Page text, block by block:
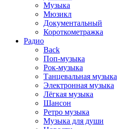
Музыка
Мюзикл
Документальный
Короткометражка
Радио
Back
Поп-музыка
Рок-музыка
Танцевальная музыка
Электронная музыка
Лёгкая музыка
Шансон
Ретро музыка
Музыка для души